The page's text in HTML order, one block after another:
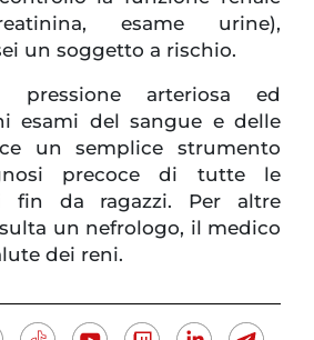
esame urine),
un soggetto a rischio.
pressione arteriosa ed
esami del sangue e delle
un semplice strumento
precoce di tutte le
fin da ragazzi. Per altre
un nefrologo, il medico
dei reni.